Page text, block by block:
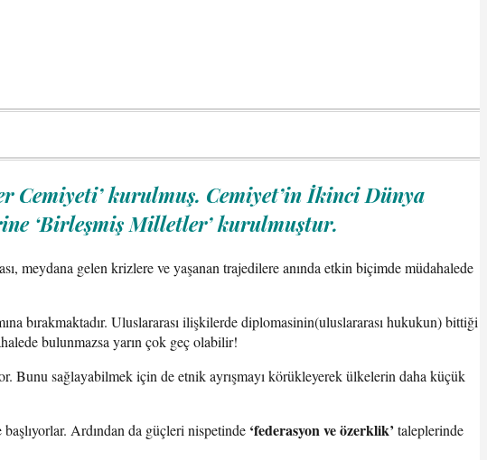
Cemiyeti’ kurulmuş. Cemiyet’in İkinci Dünya
‘Birleşmiş Milletler’ kurulmuştur.
meydana gelen krizlere ve yaşanan trajedilere anında etkin biçimde müdahalede
bırakmaktadır. Uluslararası ilişkilerde diplomasinin(uluslararası hukukun) bittiği
bulunmazsa yarın çok geç olabilir!
Bunu sağlayabilmek için de etnik ayrışmayı körükleyerek ülkelerin daha küçük
Ardından da güçleri nispetinde ‘federasyon ve özerklik’ taleplerinde